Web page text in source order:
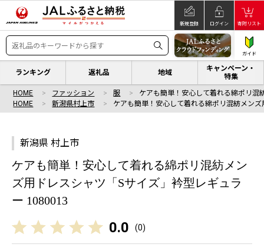
新規登録 ログイン 寄附リスト
ガイド
ランキング 返礼品 地域
キャンペーン・
特集
HOME ファッション 服
ケアも簡単！安心して着れる綿ポリ混
HOME
新潟県村上市 ケアも簡単！安心して着れる綿ポリ混紡メン
新潟県 村上市
ケアも簡単！安心して着れる綿ポリ混紡メン
ズ用ドレスシャツ「Sサイズ」衿型レギュラ
ー 1080013
0.0 (0)